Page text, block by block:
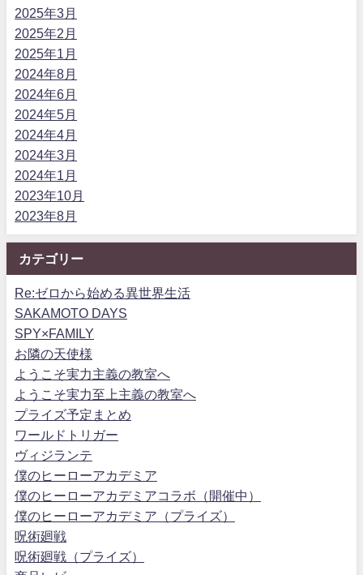
2025年3月
2025年2月
2025年1月
2024年8月
2024年6月
2024年5月
2024年4月
2024年3月
2024年1月
2023年10月
2023年8月
カテゴリー
Re:ゼロから始める異世界生活
SAKAMOTO DAYS
SPY×FAMILY
お隣の天使様
ようこそ実力主義の教室へ
ようこそ実力至上主義の教室へ
プライズ予定まとめ
ワールドトリガー
ヴィジランテ
僕のヒーローアカデミア
僕のヒーローアカデミアコラボ（開催中）
僕のヒーローアカデミア（プライズ）
呪術廻戦
呪術廻戦（プライズ）